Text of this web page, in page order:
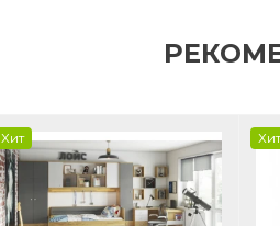
Хит Хит